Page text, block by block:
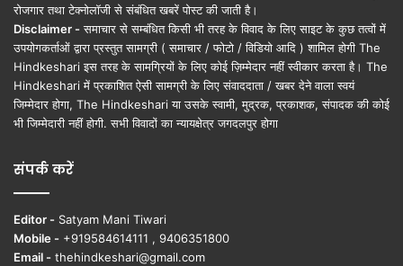
रोजगार तथा टेक्नोलॉजी से संबंधित खबरें पोस्ट की जाती है।
Disclaimer - समाचार से सम्बंधित किसी भी तरह के विवाद के लिए साइट के कुछ तत्वों में
उपयोगकर्ताओं द्वारा प्रस्तुत सामग्री ( समाचार / फोटो / विडियो आदि ) शामिल होगी The
Hindkeshari इस तरह के सामग्रियों के लिए कोई ज़िम्मेदार नहीं स्वीकार करता है। The
Hindkeshari में प्रकाशित ऐसी सामग्री के लिए संवाददाता / खबर देने वाला स्वयं
जिम्मेदार होगा, The Hindkeshari या उसके स्वामी, मुद्रक, प्रकाशक, संपादक की कोई
भी जिम्मेदारी नहीं होगी. सभी विवादों का न्यायक्षेत्र जगदलपुर होगा
संपर्क करें
Editor - Satyam Mani Tiwari
Mobile - +919584614111 , 9406351800
Email - thehindkeshari@gmail.com